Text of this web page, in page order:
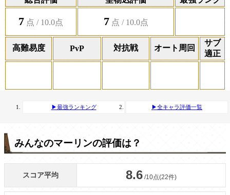
7 7
高難易度 PvP 対抗戦 オート周回
サブ
適正
▶最強ランキング ▶全キャラ評価一覧
みんなのマーリンの評価は？